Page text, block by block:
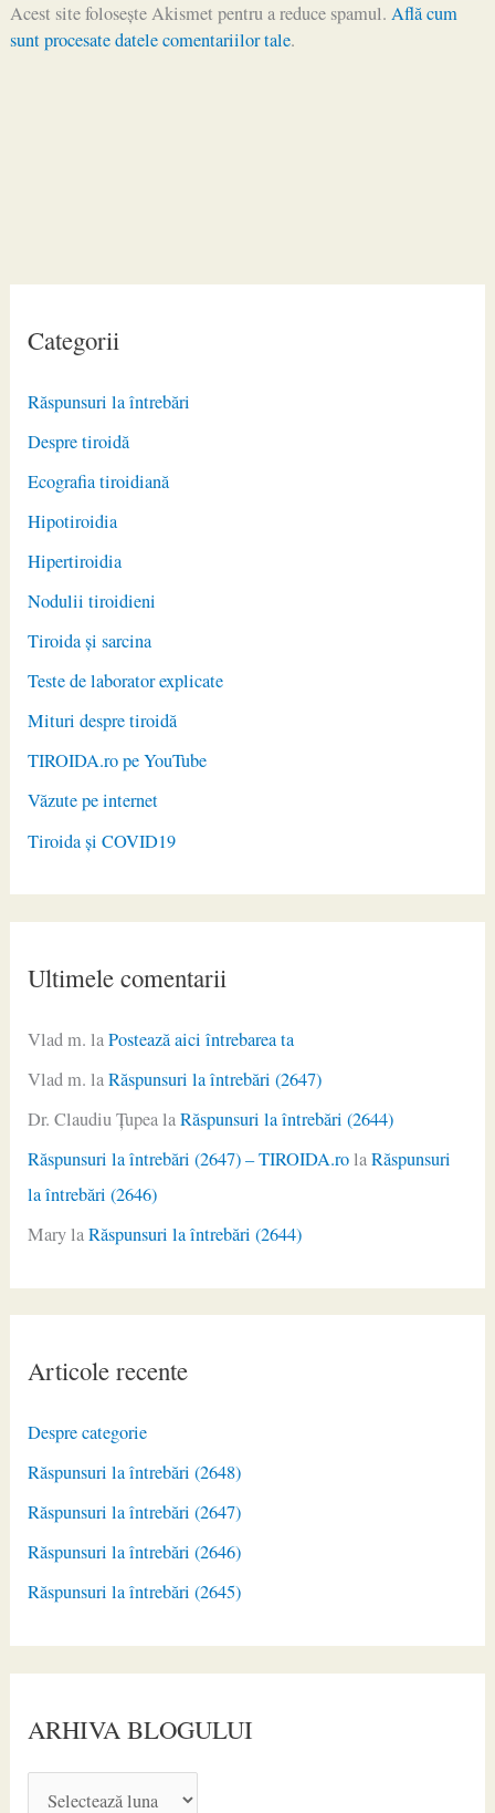
Categorii
Răspunsuri la întrebări
Despre tiroidă
Ecografia tiroidiană
Hipotiroidia
Hipertiroidia
Nodulii tiroidieni
Tiroida și sarcina
Teste de laborator explicate
Mituri despre tiroidă
TIROIDA.ro pe YouTube
Văzute pe internet
Tiroida și COVID19
Ultimele comentarii
Vlad m. laPostează aici întrebarea ta
Vlad m. laRăspunsuri la întrebări (2647)
Dr. Claudiu ŢupealaRăspunsuri la întrebări (2644)
Răspunsuri la întrebări (2647) – TIROIDA.rolaRăspunsuri
la întrebări (2646)
MarylaRăspunsuri la întrebări (2644)
Articole recente
Despre categorie
Răspunsuri la întrebări (2648)
Răspunsuri la întrebări (2647)
Răspunsuri la întrebări (2646)
Răspunsuri la întrebări (2645)
ARHIVA BLOGULUI
Acest site folosește Akismet pentru a reduce spamul. Află cum
sunt procesate datele comentariilor tale.